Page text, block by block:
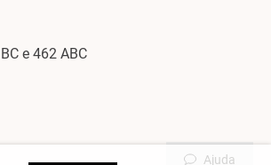
Ajuda
e 462 ABC